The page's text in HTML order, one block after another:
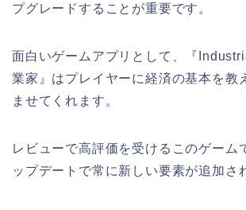
プグレードすることが重要です。
面白いゲームアプリとして、『
業家』はプレイヤーに経済の基本を教
ませてくれます。
レビューで高評価を受けるこのゲーム
ップデートで常に新しい要素が追加さ